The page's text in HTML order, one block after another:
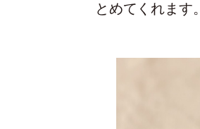
とめてくれます。